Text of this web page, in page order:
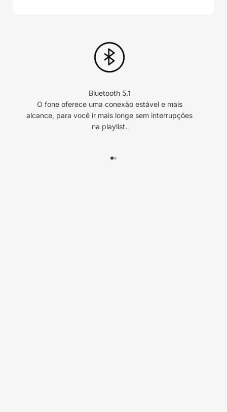
Bluetooth 5.1
O fone oferece uma conexão estável e mais
alcance, para você ir mais longe sem interrupções
na playlist.